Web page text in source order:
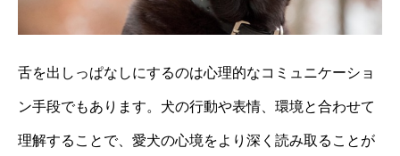
舌を出しっぱなしにするのは心理的なコミュニケーショ
ン手段でもあります。犬の行動や表情、環境と合わせて
理解することで、愛犬の心境をより深く読み取ることが